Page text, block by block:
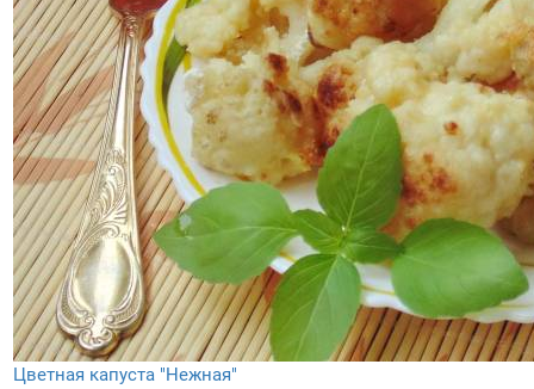
Цветная капуста "Нежная"